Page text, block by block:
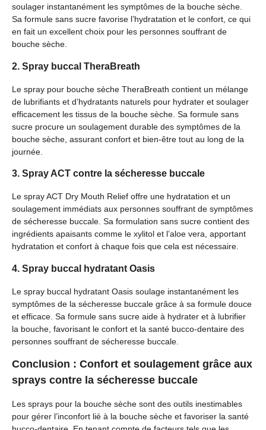
soulager instantanément les symptômes de la bouche sèche.
Sa formule sans sucre favorise l’hydratation et le confort, ce qui
en fait un excellent choix pour les personnes souffrant de
bouche sèche.
2. Spray buccal TheraBreath
Le spray pour bouche sèche TheraBreath contient un mélange
de lubrifiants et d’hydratants naturels pour hydrater et soulager
efficacement les tissus de la bouche sèche. Sa formule sans
sucre procure un soulagement durable des symptômes de la
bouche sèche, assurant confort et bien-être tout au long de la
journée.
3. Spray ACT contre la sécheresse buccale
Le spray ACT Dry Mouth Relief offre une hydratation et un
soulagement immédiats aux personnes souffrant de symptômes
de sécheresse buccale. Sa formulation sans sucre contient des
ingrédients apaisants comme le xylitol et l’aloe vera, apportant
hydratation et confort à chaque fois que cela est nécessaire.
4. Spray buccal hydratant Oasis
Le spray buccal hydratant Oasis soulage instantanément les
symptômes de la sécheresse buccale grâce à sa formule douce
et efficace. Sa formule sans sucre aide à hydrater et à lubrifier
la bouche, favorisant le confort et la santé bucco-dentaire des
personnes souffrant de sécheresse buccale.
Conclusion : Confort et soulagement grâce aux
sprays contre la sécheresse buccale
Les sprays pour la bouche sèche sont des outils inestimables
pour gérer l’inconfort lié à la bouche sèche et favoriser la santé